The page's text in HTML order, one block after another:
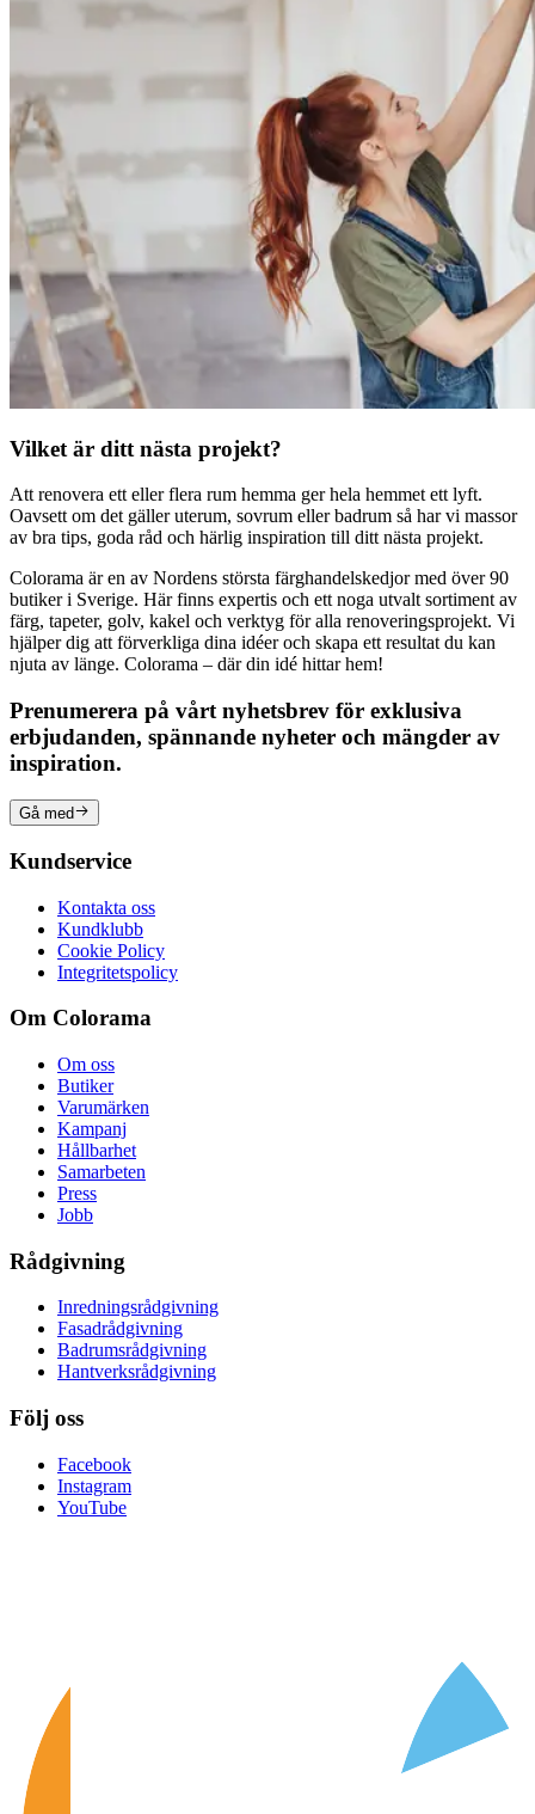
Vilket är ditt nästa projekt?
Att renovera ett eller flera rum hemma ger hela hemmet ett lyft.
Oavsett om det gäller uterum, sovrum eller badrum så har vi massor
av bra tips, goda råd och härlig inspiration till ditt nästa projekt.
Colorama är en av Nordens största färghandelskedjor med över 90
butiker i Sverige. Här finns expertis och ett noga utvalt sortiment av
färg, tapeter, golv, kakel och verktyg för alla renoveringsprojekt. Vi
hjälper dig att förverkliga dina idéer och skapa ett resultat du kan
njuta av länge. Colorama – där din idé hittar hem!
Prenumerera på vårt nyhetsbrev för exklusiva
erbjudanden, spännande nyheter och mängder av
inspiration.
Gå med
Kundservice
Kontakta oss
Kundklubb
Cookie Policy
Integritetspolicy
Om Colorama
Om oss
Butiker
Varumärken
Kampanj
Hållbarhet
Samarbeten
Press
Jobb
Rådgivning
Inredningsrådgivning
Fasadrådgivning
Badrumsrådgivning
Hantverksrådgivning
Följ oss
Facebook
Instagram
YouTube